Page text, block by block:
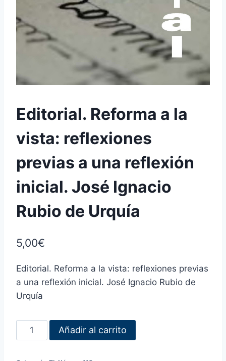
Editorial. Reforma a la
vista: reflexiones
previas a una reflexión
inicial. José Ignacio
Rubio de Urquía
5,00€
Editorial. Reforma a la vista: reflexiones previas
a una reflexión inicial. José Ignacio Rubio de
Urquía
Añadir al carrito